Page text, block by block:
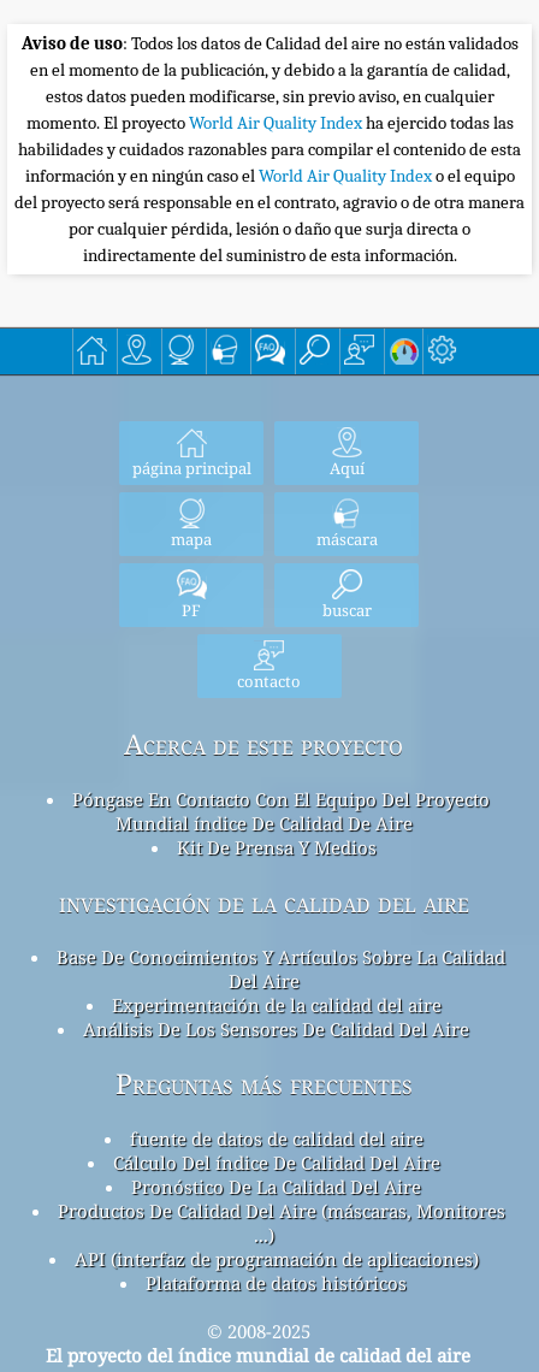
Aviso de uso: Todos los datos de Calidad del aire no están validados
en el momento de la publicación, y debido a la garantía de calidad,
estos datos pueden modificarse, sin previo aviso, en cualquier
momento. El proyectoWorld Air Quality Indexha ejercido todas las
habilidades y cuidados razonables para compilar el contenido de esta
información y en ningún caso elWorld Air Quality Indexo el equipo
del proyecto será responsable en el contrato, agravio o de otra manera
por cualquier pérdida, lesión o daño que surja directa o
indirectamente del suministro de esta información.
página principal Aquí
mapa máscara
PF buscar
contacto
Acerca de este proyecto
Póngase En Contacto Con El Equipo Del Proyecto
Mundial índice De Calidad De Aire
Kit De Prensa Y Medios
investigación de la calidad del aire
Base De Conocimientos Y Artículos Sobre La Calidad
Del Aire
Experimentación de la calidad del aire
Análisis De Los Sensores De Calidad Del Aire
Preguntas más frecuentes
fuente de datos de calidad del aire
Cálculo Del índice De Calidad Del Aire
Pronóstico De La Calidad Del Aire
Productos De Calidad Del Aire (máscaras, Monitores
...)
API (interfaz de programación de aplicaciones)
Plataforma de datos históricos
© 2008-2025
El proyecto del índice mundial de calidad del aire